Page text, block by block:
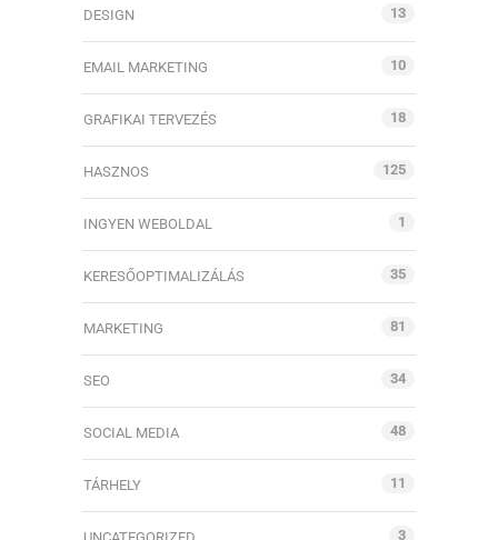
DESIGN 13
EMAIL MARKETING 10
GRAFIKAI TERVEZÉS 18
HASZNOS 125
INGYEN WEBOLDAL 1
KERESŐOPTIMALIZÁLÁS 35
MARKETING 81
SEO 34
SOCIAL MEDIA 48
TÁRHELY 11
3